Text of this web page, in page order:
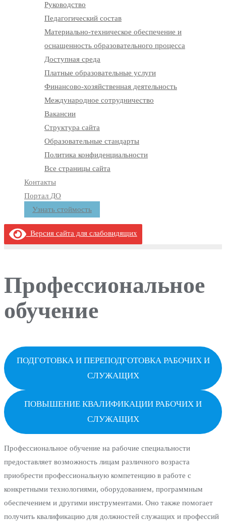
Руководство
Педагогический состав
Материально-техническое обеспечение и
оснащенность образовательного процесса
Доступная среда
Платные образовательные услуги
Финансово-хозяйственная деятельность
Международное сотрудничество
Вакансии
Структура сайта
Образовательные стандарты
Политика конфиденциальности
Все страницы сайта
Контакты
Портал ДО
Узнать стоймость
Версия сайта для слабовидящих
Профессиональное
обучение
ПОДГОТОВКА И ПЕРЕПОДГОТОВКА РАБОЧИХ И
СЛУЖАЩИХ
ПОВЫШЕНИЕ КВАЛИФИКАЦИИ РАБОЧИХ И
СЛУЖАЩИХ
Профессиональное обучение на рабочие специальности
предоставляет возможность лицам различного возраста
приобрести профессиональную компетенцию в работе с
конкретными технологиями, оборудованием, программным
обеспечением и другими инструментами. Оно также помогает
получить квалификацию для должностей служащих и профессий